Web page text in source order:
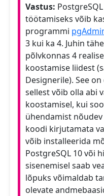
Vastus:
töötamiseks võib
programmi
3 kui ka 4. Juhin
põlvkonnas 4
koostamise liidest
Designerile). See
sellest võib olla abi
koostamisel, kui
ühendamist
koodi kirjutamata
võib installeerida
PostgreSQL 10 või
sisenemisel saab
lõpuks võimaldab
olevate